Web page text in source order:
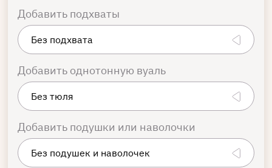
Добавить подхваты
Добавить однотонную вуаль
Добавить подушки или наволочки